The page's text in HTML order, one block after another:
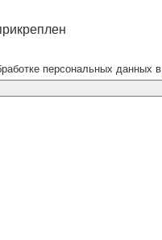
персональных данных в